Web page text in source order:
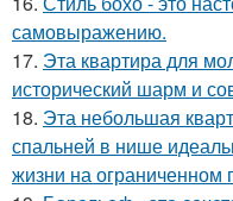
самовыражению.
17. Эта квартира для
исторический шарм и
18. Эта небольшая
спальней в нише
жизни на ограниченном